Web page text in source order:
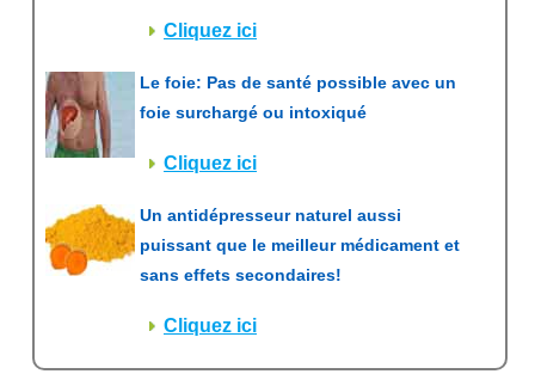
Cliquez ici
Le foie: Pas de santé possible avec un
foie surchargé ou intoxiqué
Cliquez ici
Un antidépresseur naturel aussi
puissant que le meilleur médicament et
sans effets secondaires!
Cliquez ici